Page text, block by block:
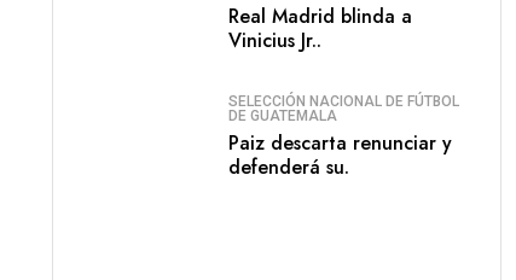
Real Madrid blinda a
Vinicius Jr..
SELECCIÓN NACIONAL DE FÚTBOL
DE GUATEMALA
Paiz descarta renunciar y
defenderá su.